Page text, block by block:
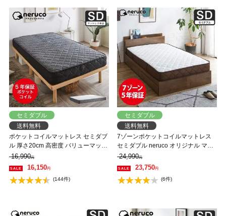
セミダブル
送料無料
ポケットコイルマットレス セミダブ
ル 厚さ20cm 高密度 バリューマット
レス ネルコンシェルジュ マットレ
ス 抗菌防臭 防ダニ
16,990円
16,150円
(144件)
セミダブル
送料無料
7ゾーンポケットコイルマットレス
セミダブル neruco オリジナル マッ
トレス ベットマット ポケットコイ
ル マット 抗菌防臭 両面仕様
24,990円
23,750円
(6件)